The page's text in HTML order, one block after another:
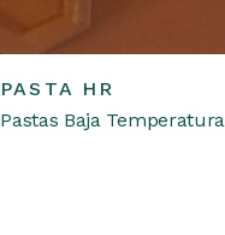
PASTA HR
Pastas Baja Temperatura